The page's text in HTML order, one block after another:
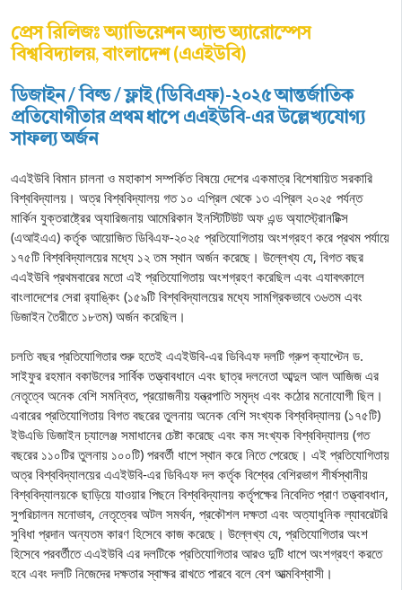
প্রেস রিলিজঃ অ্যাভিয়েশন অ্যান্ড অ্যারোস্পেস
বিশ্ববিদ্যালয়, বাংলাদেশ (এএইউবি)
ডিজাইন / বিল্ড / ফ্লাই (ডিবিএফ)-২০২৫ আন্তর্জাতিক
প্রতিযোগীতার প্রথম ধাপে এএইউবি-এর উল্লেখ্যযোগ্য
সাফল্য অর্জন
এএইউবি বিমান চালনা ও মহাকাশ সম্পর্কিত বিষয়ে দেশের একমাত্র বিশেষায়িত সরকারি
বিশ্ববিদ্যালয়। অত্র বিশ্ববিদ্যালয় গত ১০ এপ্রিল থেকে ১৩ এপ্রিল ২০২৫ পর্যন্ত
মার্কিন যুক্তরাষ্ট্রের অ্যারিজনায় আমেরিকান ইনস্টিটিউট অফ এন্ড অ্যাস্ট্রোনটিক্স
(এআইএএ) কর্তৃক আয়োজিত ডিবিএফ-২০২৫ প্রতিযোগিতায় অংশগ্রহণ করে প্রথম পর্যায়ে
১৭৫টি বিশ্ববিদ্যালয়ের মধ্যে ১২ তম স্থান অর্জন করেছে। উল্লেখ্য যে, বিগত বছর
এএইউবি প্রথমবারের মতো এই প্রতিযোগিতায় অংশগ্রহণ করেছিল এবং এযাবৎকালে
বাংলাদেশের সেরা র‍্যাঙ্কিং (১৫৯টি বিশ্ববিদ্যালয়ের মধ্যে সামগ্রিকভাবে ৩৬তম এবং
ডিজাইন তৈরীতে ১৮তম) অর্জন করেছিল।
চলতি বছর প্রতিযোগিতার শুরু হতেই এএইউবি-এর ডিবিএফ দলটি গ্রুপ ক্যাপ্টেন ড.
সাইফুর রহমান বকাউলের সার্বিক তত্ত্বাবধানে এবং ছাত্র দলনেতা আব্দুল আল আজিজ এর
নেতৃত্বে অনেক বেশি সমন্বিত, প্রয়োজনীয় যন্ত্রপাতি সমৃদ্ধ এবং কঠোর মনোযোগী ছিল।
এবারের প্রতিযোগিতায় বিগত বছরের তুলনায় অনেক বেশি সংখ্যক বিশ্ববিদ্যালয় (১৭৫টি)
ইউএভি ডিজাইন চ্যালেঞ্জ সমাধানের চেষ্টা করেছে এবং কম সংখ্যক বিশ্ববিদ্যালয় (গত
বছরের ১১০টির তুলনায় ১০০টি) পরবর্তী ধাপে স্থান করে নিতে পেরেছে। এই প্রতিযোগিতায়
অত্র বিশ্ববিদ্যালয়ের এএইউবি-এর ডিবিএফ দল কর্তৃক বিশ্বের বেশিরভাগ শীর্ষস্থানীয়
বিশ্ববিদ্যালয়কে ছাড়িয়ে যাওয়ার পিছনে বিশ্ববিদ্যালয় কর্তৃপক্ষের নিবেদিত প্রাণ তত্ত্বাবধান,
সুপরিচালন মনোভাব, নেতৃত্বের অটল সমর্থন, প্রকৌশল দক্ষতা এবং অত্যাধুনিক ল্যাবরেটরি
সুবিধা প্রদান অন্যতম কারণ হিসেবে কাজ করেছে। উল্লেখ্য যে, প্রতিযোগিতার অংশ
হিসেবে পরবর্তীতে এএইউবি এর দলটিকে প্রতিযোগিতার আরও দুটি ধাপে অংশগ্রহণ করতে
হবে এবং দলটি নিজেদের দক্ষতার স্বাক্ষর রাখতে পারবে বলে বেশ আত্মবিশ্বাসী।